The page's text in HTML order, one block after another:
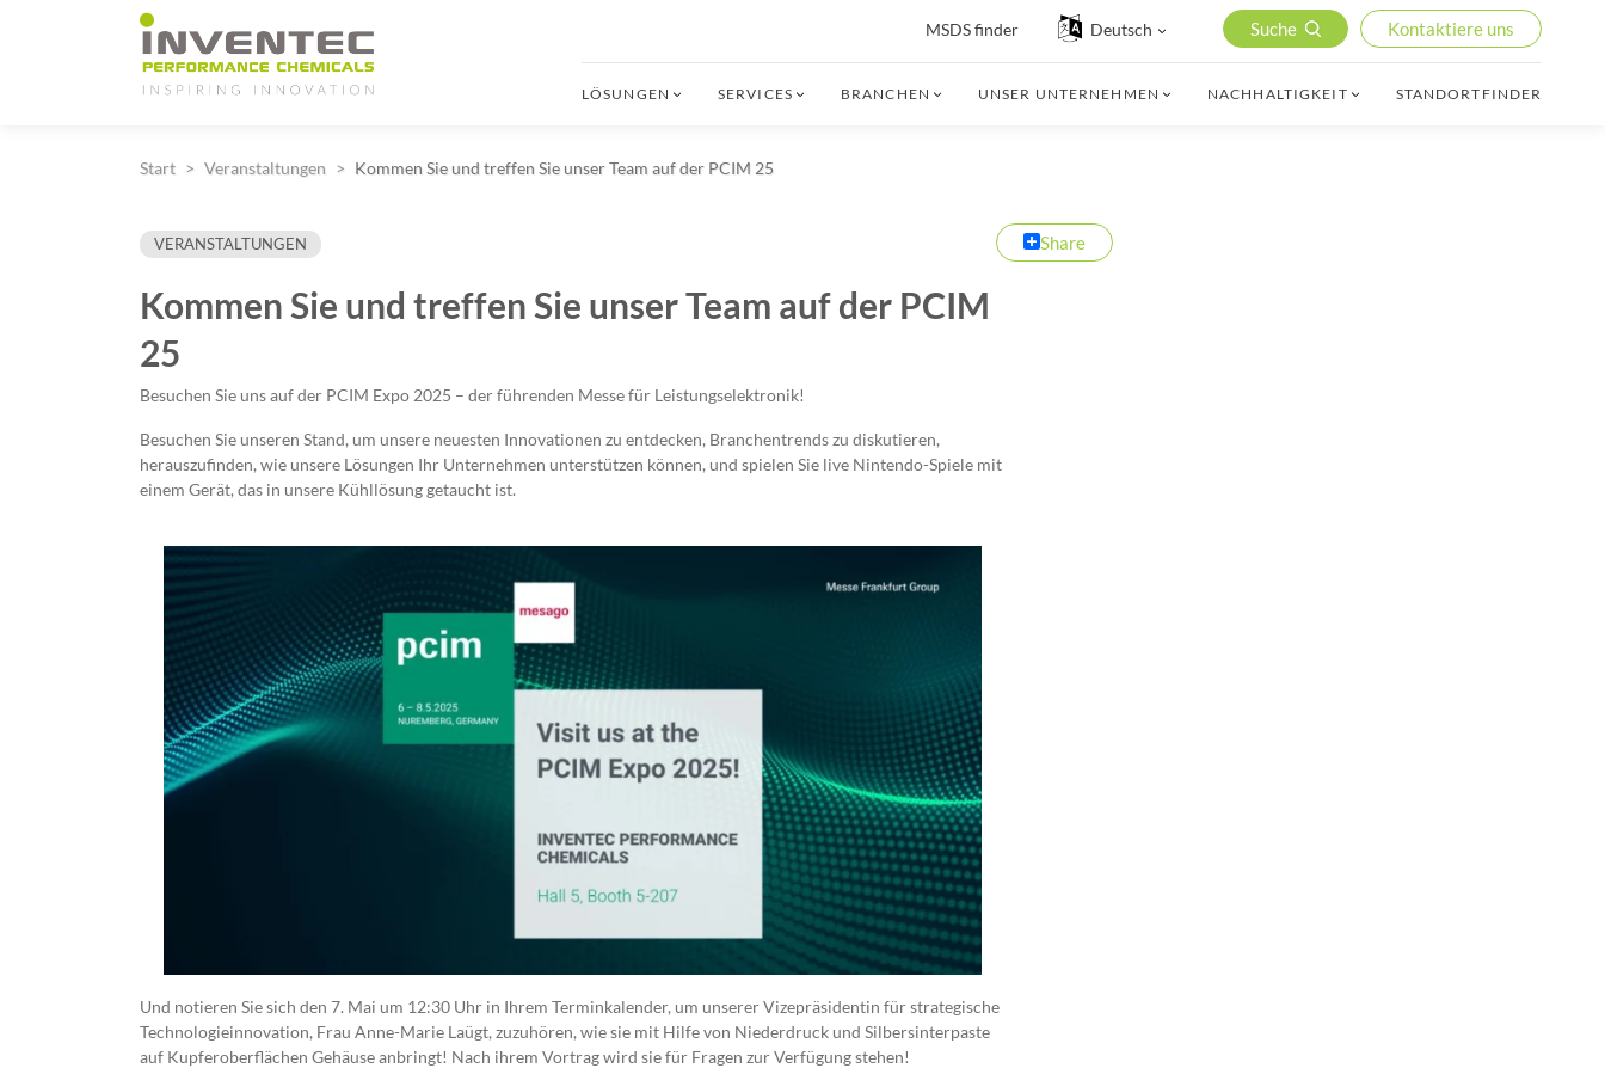
Main Navigation
MSDS finder Deutsch Suche Kontaktiere uns
LÖSUNGEN SERVICES BRANCHEN UNSER UNTERNEHMEN NACHHALTIGKEIT STANDORTFINDER
Start Veranstaltungen Kommen Sie und treffen Sie unser Team auf der PCIM 25
VERANSTALTUNGEN Share
Kommen Sie und treffen Sie unser Team auf der PCIM
25
Besuchen Sie uns auf der PCIM Expo 2025 – der führenden Messe für Leistungselektronik!
Besuchen Sie unseren Stand, um unsere neuesten Innovationen zu entdecken, Branchentrends zu diskutieren,
herauszufinden, wie unsere Lösungen Ihr Unternehmen unterstützen können, und spielen Sie live Nintendo-Spiele mit
einem Gerät, das in unsere Kühllösung getaucht ist.
Und notieren Sie sich den 7. Mai um 12:30 Uhr in Ihrem Terminkalender, um unserer Vizepräsidentin für strategische
Technologieinnovation, Frau Anne-Marie Laügt, zuzuhören, wie sie mit Hilfe von Niederdruck und Silbersinterpaste
auf Kupferoberflächen Gehäuse anbringt! Nach ihrem Vortrag wird sie für Fragen zur Verfügung stehen!